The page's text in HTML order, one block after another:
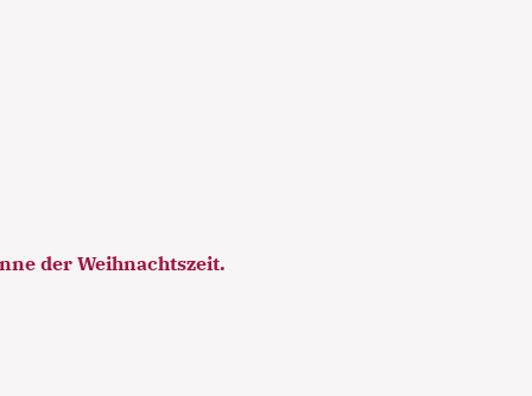
der Weihnachtszeit.